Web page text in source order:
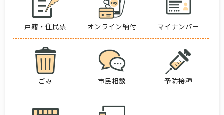
戸籍・住民票 オンライン納付 マイナンバー
ごみ 市民相談 予防接種